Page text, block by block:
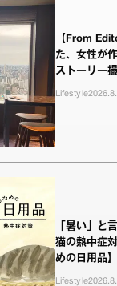
【From
た、女性が
ストーリー
Lifestyle
「暑い」と
猫の熱中症
めの日用品】
Lifestyle